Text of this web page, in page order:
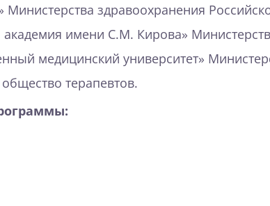
здравоохранения
имени С.М. Кирова»
медицинский университет»
терапевтов.